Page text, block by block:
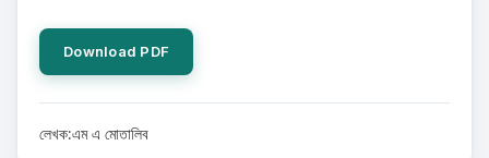
Download PDF
লেখক:এম এ মোতালিব